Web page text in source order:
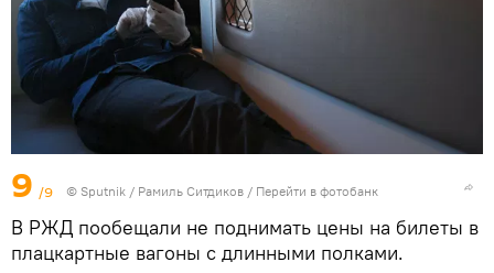
9 /9 © Sputnik / Рамиль Ситдиков / Перейти в фотобанк
В РЖД пообещали не поднимать цены на билеты в
плацкартные вагоны с длинными полками.